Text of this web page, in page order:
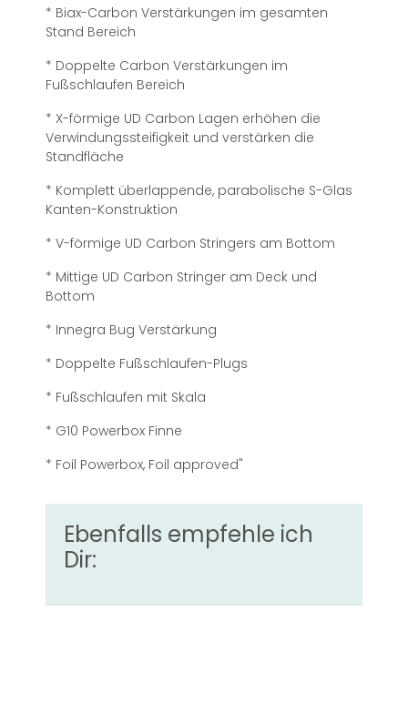
* Biax-Carbon Verstärkungen im gesamten
Stand Bereich
* Doppelte Carbon Verstärkungen im
Fußschlaufen Bereich
* X-förmige UD Carbon Lagen erhöhen die
Verwindungssteifigkeit und verstärken die
Standfläche
* Komplett überlappende, parabolische S-Glas
Kanten-Konstruktion
* V-förmige UD Carbon Stringers am Bottom
* Mittige UD Carbon Stringer am Deck und
Bottom
* Innegra Bug Verstärkung
* Doppelte Fußschlaufen-Plugs
* Fußschlaufen mit Skala
* G10 Powerbox Finne
* Foil Powerbox, Foil approved"
Ebenfalls empfehle ich
Dir: